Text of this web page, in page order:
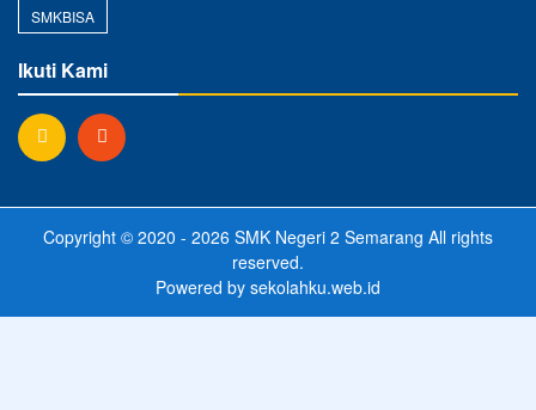
SMKBISA
Ikuti Kami
Copyright © 2020 - 2026 SMK Negeri 2 Semarang All rights
reserved.
Powered by sekolahku.web.id